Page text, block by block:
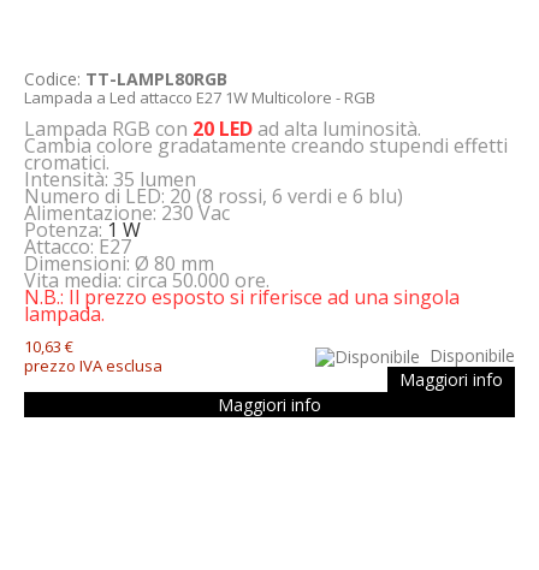
Codice: TT-LAMPL80RGB
Lampada a Led attacco E27 1W Multicolore - RGB
Lampada RGB con 20 LEDad alta luminosità.
Cambia colore gradatamente creando stupendi effetti
cromatici.
Intensità: 35 lumen
Numero di LED: 20 (8 rossi, 6 verdi e 6 blu)
Alimentazione: 230 Vac
Potenza:1 W
Attacco: E27
Dimensioni: Ø 80 mm
Vita media: circa 50.000 ore.
N.B.: Il prezzo esposto si riferisce ad una singola
lampada.
10,63 €
prezzo IVA esclusa
Disponibile
Maggiori info
Maggiori info